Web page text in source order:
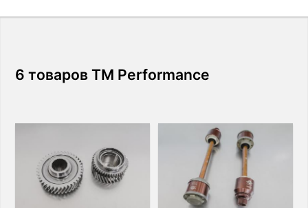
6 товаров TM Performance